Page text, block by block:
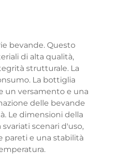
bevande. Questo
di alta qualità,
strutturale. La
La bottiglia
un versamento e una
delle bevande
Le dimensioni della
scenari d'uso,
pareti e una stabilità